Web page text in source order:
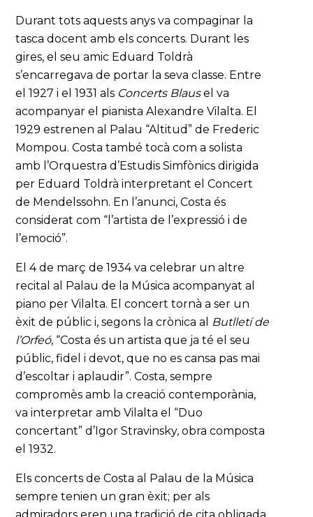
Durant tots aquests anys va compaginar la
tasca docent amb els concerts. Durant les
gires, el seu amic Eduard Toldrà
s’encarregava de portar la seva classe. Entre
el 1927 i el 1931 als Concerts Blausel va
acompanyar el pianista Alexandre Vilalta. El
1929 estrenen al Palau “Altitud” de Frederic
Mompou. Costa també tocà com a solista
amb l’Orquestra d’Estudis Simfònics dirigida
per Eduard Toldrà interpretant el Concert
de Mendelssohn. En l’anunci, Costa és
considerat com “l’artista de l’expressió i de
l’emoció”.
El 4 de març de 1934 va celebrar un altre
recital al Palau de la Música acompanyat al
piano per Vilalta. El concert tornà a ser un
èxit de públic i, segons la crònica al Butlletí de
l’Orfeó, “Costa és un artista que ja té el seu
públic, fidel i devot, que no es cansa pas mai
d’escoltar i aplaudir”. Costa, sempre
compromès amb la creació contemporània,
va interpretar amb Vilalta el “Duo
concertant” d’Igor Stravinsky, obra composta
el 1932.
Els concerts de Costa al Palau de la Música
sempre tenien un gran èxit; per als